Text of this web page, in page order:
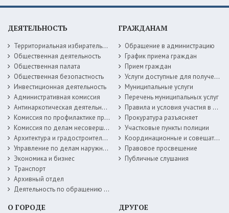
ДЕЯТЕЛЬНОСТЬ
Территориальная избирательная комиссия
Общественная деятельность
Общественная палата
Общественная безопастность
Инвестиционная деятельность
Административная комиссия
Антинаркотическая деятельность
Комиссия по профилактике правонарушений
Комиссия по делам несовершеннолетних
Архитектура и градостроительство
Управление по делам наружной рекламы
Экономика и бизнес
Транспорт
Архивный отдел
Деятельность по обращению с животными без владельцев
ГРАЖДАНАМ
Обращение в администрацию
График приема граждан
Прием граждан
Услуги доступные для получения в электронной форме
Муниципальные услуги
Перечень муниципальных услуг
Правила и условия участия в жилищных программах
Прокуратура разъясняет
Участковые пункты полиции
Координационные и совещательные органы
Правовое просвещение
Публичные слушания
О ГОРОДЕ ДРУГОЕ